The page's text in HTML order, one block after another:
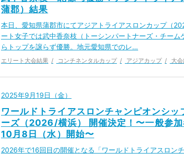
蒲郡）結果
本日、愛知県蒲郡市にてアジアトライアスロンカップ（
ート女子では武中香奈枝（トーシンパートナーズ・チー
らトップを譲らず優勝。地元愛知県でのレ…
エリート大会結果 コンチネンタルカップ アジアカップ 大
2025年9月19日（金）
ワールドトライアスロンチャンピオンシッ
ーズ（2026/横浜） 開催決定！〜一般参
10月8日（水）開始〜
2026年で16回目の開催となる「ワールドトライアスロン